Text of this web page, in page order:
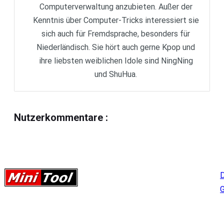
Computerverwaltung anzubieten. Außer der
Kenntnis über Computer-Tricks interessiert sie
sich auch für Fremdsprache, besonders für
Niederländisch. Sie hört auch gerne Kpop und
ihre liebsten weiblichen Idole sind NingNing
und ShuHua.
Nutzerkommentare :